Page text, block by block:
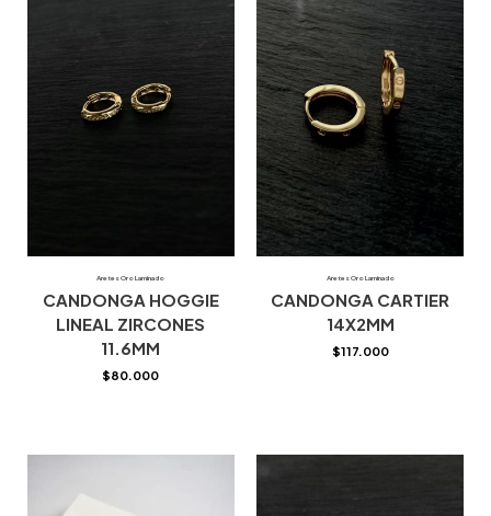
Aretes Oro Laminado
CANDONGA HOGGIE
LINEAL ZIRCONES
11.6MM
$80.000
Aretes Oro Laminado
CANDONGA CARTIER
14X2MM
$117.000